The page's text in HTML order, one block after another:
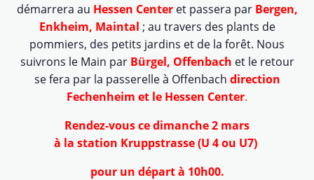
démarrera au Hessen Center et passera par Bergen,
Enkheim, Maintal ; au travers des plants de
pommiers, des petits jardins et de la forêt. Nous
suivrons le Main parBürgel, Offenbach et le retour
se fera par la passerelle à Offenbach direction
Fechenheim et le Hessen Center.
Rendez-vous ce dimanche 2 mars
à la station Kruppstrasse (U 4 ou U7)
pour un départ à 10h00.